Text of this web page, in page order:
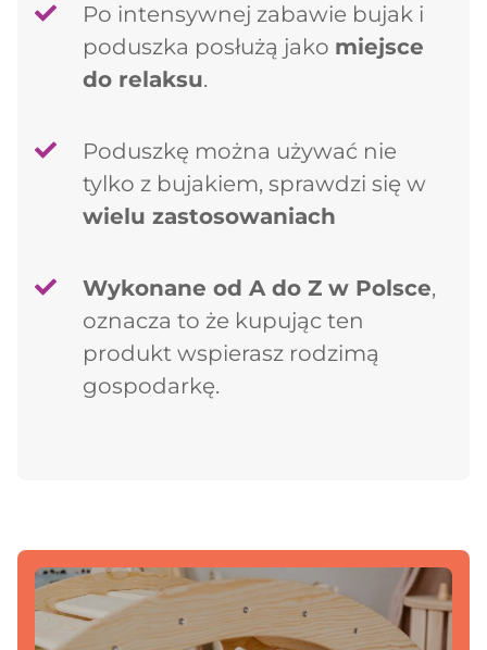
Po intensywnej zabawie bujak i
poduszka posłużą jako miejsce
do relaksu.
Poduszkę można używać nie
tylko z bujakiem, sprawdzi się w
wielu zastosowaniach
Wykonane od A do Z w Polsce,
oznacza to że kupując ten
produkt wspierasz rodzimą
gospodarkę.